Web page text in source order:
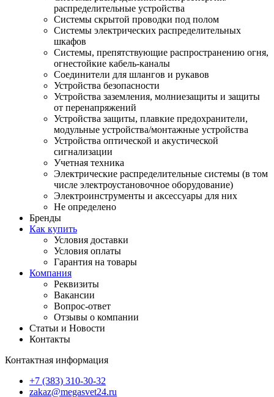
распределительные устройства
Системы скрытой проводки под полом
Системы электрических распределительных
шкафов
Системы, препятствующие распространению огня,
огнестойкие кабель-каналы
Соединители для шлангов и рукавов
Устройства безопасности
Устройства заземления, молниезащиты и защиты
от перенапряжений
Устройства защиты, плавкие предохранители,
модульные устройства/монтажные устройства
Устройства оптической и акустической
сигнализации
Учетная техника
Электрические распределительные системы (в том
числе электроустановочное оборудование)
Электроинструменты и аксессуары для них
Не определено
Бренды
Как купить
Условия доставки
Условия оплаты
Гарантия на товары
Компания
Реквизиты
Вакансии
Вопрос-ответ
Отзывы о компании
Статьи и Новости
Контакты
Контактная информация
+7 (383) 310-30-32
zakaz@megasvet24.ru